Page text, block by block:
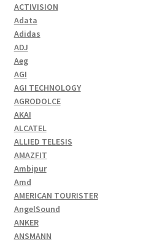
ACTIVISION
Adata
Adidas
ADJ
Aeg
AGI
AGI TECHNOLOGY
AGRODOLCE
AKAI
ALCATEL
ALLIED TELESIS
AMAZFIT
Ambipur
Amd
AMERICAN TOURISTER
AngelSound
ANKER
ANSMANN